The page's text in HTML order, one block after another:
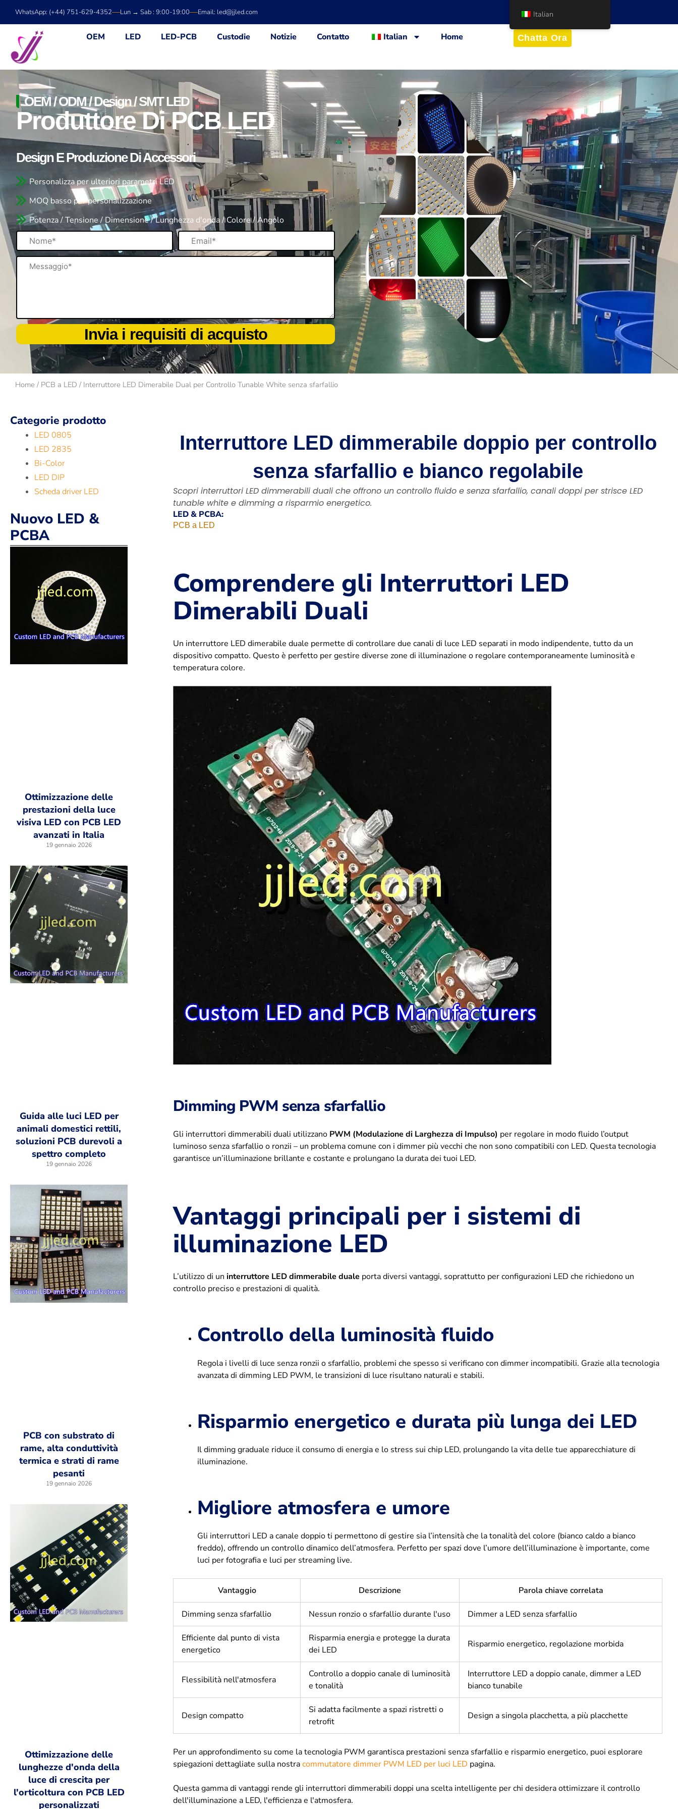
WhatsApp: (+44) 751-629-4352 Lun → Sab : 9:00-19:00 Email: led@jjled.com
OEM LED LED-PCB Custodie Notizie Contatto Italian Home Chatta Ora
OEM / ODM / Design / SMT LED
Produttore Di PCB LED
Design E Produzione Di Accessori
Personalizza per ulteriori parametri LED
MOQ basso per personalizzazione
Potenza / Tensione / Dimensione / Lunghezza d'onda / Colore / Angolo
Nome Email
Messaggio
Invia i requisiti di acquisto
Home / PCB a LED / Interruttore LED Dimerabile Dual per Controllo Tunable White senza sfarfallio
Categorie prodotto
LED 0805
LED 2835
Bi-Color
LED DIP
Scheda driver LED
Nuovo LED &
PCBA
Ottimizzazione delle
prestazioni della luce
visiva LED con PCB LED
avanzati in Italia
19 gennaio 2026
Guida alle luci LED per
animali domestici rettili,
soluzioni PCB durevoli a
spettro completo
19 gennaio 2026
PCB con substrato di
rame, alta conduttività
termica e strati di rame
pesanti
19 gennaio 2026
Ottimizzazione delle
lunghezze d'onda della
luce di crescita per
l'orticoltura con PCB LED
personalizzati
Interruttore LED dimmerabile doppio per controllo
senza sfarfallio e bianco regolabile
Scopri interruttori LED dimmerabili duali che offrono un controllo fluido e senza sfarfallio, canali doppi per strisce LED
tunable white e dimming a risparmio energetico.
LED & PCBA:
PCB a LED
Comprendere gli Interruttori LED
Dimerabili Duali
Un interruttore LED dimerabile duale permette di controllare due canali di luce LED separati in modo indipendente, tutto da un
dispositivo compatto. Questo è perfetto per gestire diverse zone di illuminazione o regolare contemporaneamente luminosità e
temperatura colore.
Dimming PWM senza sfarfallio
Gli interruttori dimmerabili duali utilizzano PWM (Modulazione di Larghezza di Impulso) per regolare in modo fluido l’output
luminoso senza sfarfallio o ronzii – un problema comune con i dimmer più vecchi che non sono compatibili con LED. Questa tecnologia
garantisce un’illuminazione brillante e costante e prolungano la durata dei tuoi LED.
Vantaggi principali per i sistemi di
illuminazione LED
L’utilizzo di uninterruttore LED dimmerabile duale porta diversi vantaggi, soprattutto per configurazioni LED che richiedono un
controllo preciso e prestazioni di qualità.
Controllo della luminosità fluido
Regola i livelli di luce senza ronzii o sfarfallio, problemi che spesso si verificano con dimmer incompatibili. Grazie alla tecnologia
avanzata di dimming LED PWM, le transizioni di luce risultano naturali e stabili.
Risparmio energetico e durata più lunga dei LED
Il dimming graduale riduce il consumo di energia e lo stress sui chip LED, prolungando la vita delle tue apparecchiature di
illuminazione.
Migliore atmosfera e umore
Gli interruttori LED a canale doppio ti permettono di gestire sia l’intensità che la tonalità del colore (bianco caldo a bianco
freddo), offrendo un controllo dinamico dell’atmosfera. Perfetto per spazi dove l’umore dell’illuminazione è importante, come
luci per fotografia e luci per streaming live.
Vantaggio Descrizione Parola chiave correlata
Dimming senza sfarfallio Nessun ronzio o sfarfallio durante l'uso Dimmer a LED senza sfarfallio
Efficiente dal punto di vista
energetico
Risparmia energia e protegge la durata
dei LED
Risparmio energetico, regolazione morbida
Flessibilità nell'atmosfera
Controllo a doppio canale di luminosità
e tonalità
Interruttore LED a doppio canale, dimmer a LED
bianco tunabile
Design compatto
Si adatta facilmente a spazi ristretti o
retrofit
Design a singola placchetta, a più placchette
Per un approfondimento su come la tecnologia PWM garantisca prestazioni senza sfarfallio e risparmio energetico, puoi esplorare
spiegazioni dettagliate sulla nostracommutatore dimmer PWM LED per luci LED pagina.
Questa gamma di vantaggi rende gli interruttori dimmerabili doppi una scelta intelligente per chi desidera ottimizzare il controllo
dell'illuminazione a LED, l'efficienza e l'atmosfera.
Italian